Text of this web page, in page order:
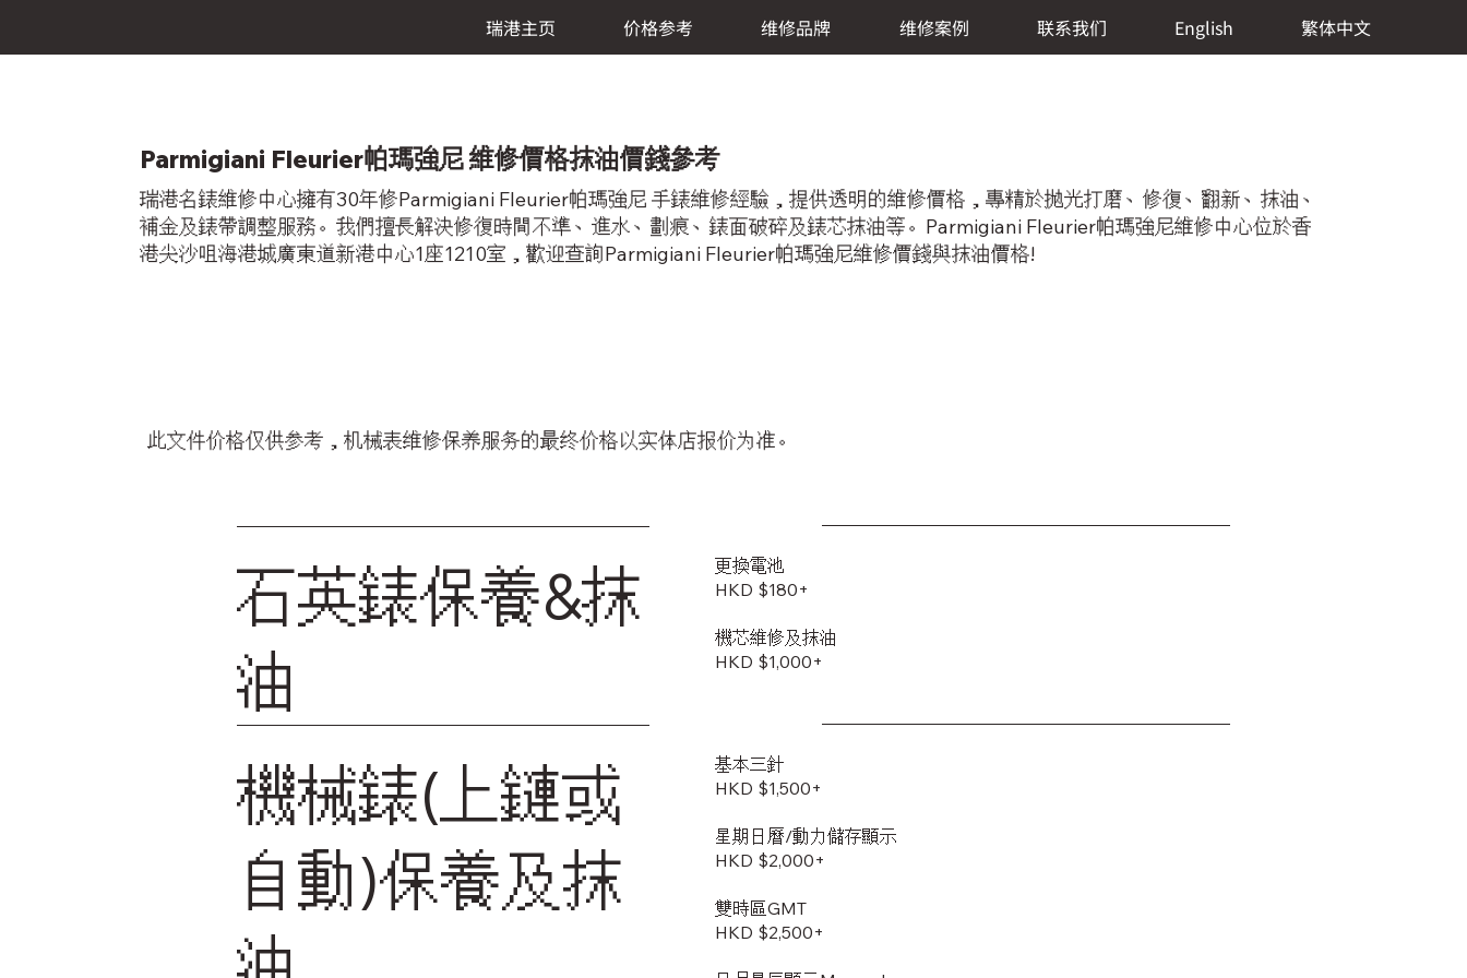
瑞港主页 价格参考 维修品牌 维修案例 联系我们 English 繁体中文
Parmigiani Fleurier帕瑪強尼 維修價格抹油價錢參考
瑞港名錶維修中心擁有30年修Parmigiani Fleurier帕瑪強尼 手錶維修經驗，提供透明的維修價格，專精於拋光打磨、修復、翻新、抹油、
補金及錶帶調整服務。我們擅長解決修復時間不準、進水、劃痕、錶面破碎及錶芯抹油等。Parmigiani Fleurier帕瑪強尼維修中心位於香
港尖沙咀海港城廣東道新港中心1座1210室，歡迎查詢Parmigiani Fleurier帕瑪強尼維修價錢與抹油價格!
此文件价格仅供参考，机械表维修保养服务的最终价格以实体店报价为准。
石英錶保養&抹
油
更換電池
HKD $180+
機芯維修及抹油
HKD $1,000+
機械錶(上鏈或
自動)保養及抹
基本三針
HKD $1,500+
星期日曆/動力儲存顯示
HKD $2,000+
雙時區GMT
HKD $2,500+